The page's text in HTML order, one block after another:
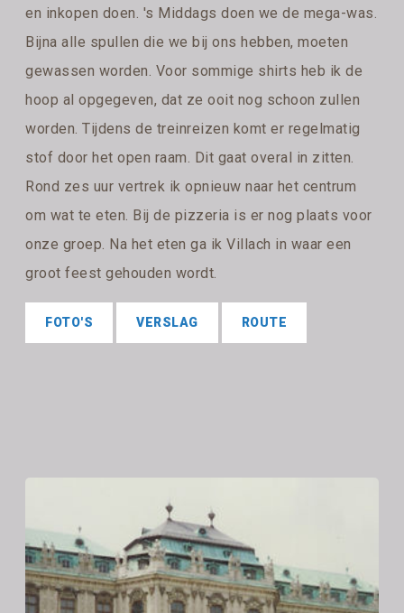
en inkopen doen. 's Middags doen we de mega-was.
Bijna alle spullen die we bij ons hebben, moeten
gewassen worden. Voor sommige shirts heb ik de
hoop al opgegeven, dat ze ooit nog schoon zullen
worden. Tijdens de treinreizen komt er regelmatig
stof door het open raam. Dit gaat overal in zitten.
Rond zes uur vertrek ik opnieuw naar het centrum
om wat te eten. Bij de pizzeria is er nog plaats voor
onze groep. Na het eten ga ik Villach in waar een
groot feest gehouden wordt.
FOTO'S VERSLAG ROUTE